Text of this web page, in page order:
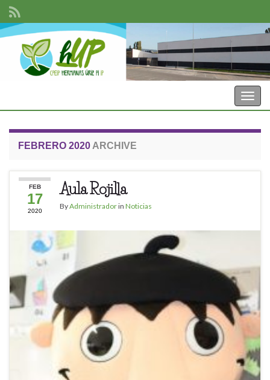
FEBRERO 2020 ARCHIVE
FEB
17
2020
Aula Rojilla
ByAdministradorin Noticias